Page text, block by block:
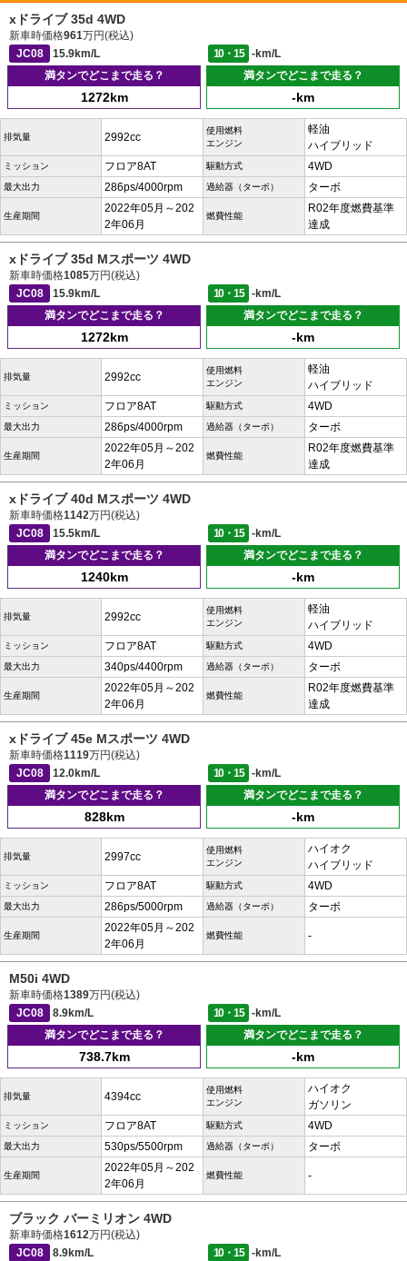
xドライブ 35d 4WD
新車時価格961万円(税込)
JC08
15.9km/L 10・15
-km/L
満タンでどこまで走る？
1272km
満タンでどこまで走る？
-km
排気量 2992cc
使用燃料
エンジン
軽油
ハイブリッド
ミッション フロア8AT 駆動方式 4WD
最大出力 286ps/4000rpm 過給器（ターボ） ターボ
生産期間
2022年05月～202
2年06月
燃費性能
R02年度燃費基準
達成
xドライブ 35d Mスポーツ 4WD
新車時価格1085万円(税込)
JC08
15.9km/L 10・15
-km/L
満タンでどこまで走る？
1272km
満タンでどこまで走る？
-km
排気量 2992cc
使用燃料
エンジン
軽油
ハイブリッド
ミッション フロア8AT 駆動方式 4WD
最大出力 286ps/4000rpm 過給器（ターボ） ターボ
生産期間
2022年05月～202
2年06月
燃費性能
R02年度燃費基準
達成
xドライブ 40d Mスポーツ 4WD
新車時価格1142万円(税込)
JC08
15.5km/L 10・15
-km/L
満タンでどこまで走る？
1240km
満タンでどこまで走る？
-km
排気量 2992cc
使用燃料
エンジン
軽油
ハイブリッド
ミッション フロア8AT 駆動方式 4WD
最大出力 340ps/4400rpm 過給器（ターボ） ターボ
生産期間
2022年05月～202
2年06月
燃費性能
R02年度燃費基準
達成
xドライブ 45e Mスポーツ 4WD
新車時価格1119万円(税込)
JC08
12.0km/L 10・15
-km/L
満タンでどこまで走る？
828km
満タンでどこまで走る？
-km
排気量 2997cc
使用燃料
エンジン
ハイオク
ハイブリッド
ミッション フロア8AT 駆動方式 4WD
最大出力 286ps/5000rpm 過給器（ターボ） ターボ
生産期間
2022年05月～202
2年06月
燃費性能 -
M50i 4WD
新車時価格1389万円(税込)
JC08
8.9km/L 10・15
-km/L
満タンでどこまで走る？
738.7km
満タンでどこまで走る？
-km
排気量 4394cc
使用燃料
エンジン
ハイオク
ガソリン
ミッション フロア8AT 駆動方式 4WD
最大出力 530ps/5500rpm 過給器（ターボ） ターボ
生産期間
2022年05月～202
2年06月
燃費性能 -
ブラック バーミリオン 4WD
新車時価格1612万円(税込)
JC08
8.9km/L 10・15
-km/L